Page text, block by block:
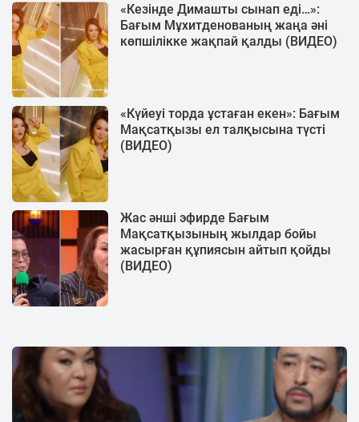
«Кезінде Димашты сынап еді…»:
Бағым Мұхитденованың жаңа әні
көпшілікке жақпай қалды (ВИДЕО)
«Күйеуі торда ұстаған екен»: Бағым
Мақсатқызы ел талқысына түсті
(ВИДЕО)
Жас әнші эфирде Бағым
Мақсатқызының жылдар бойы
жасырған құпиясын айтып қойды
(ВИДЕО)